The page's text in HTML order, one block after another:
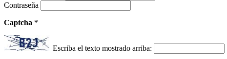
Contraseña
Captcha *
Escriba el texto mostrado arriba: